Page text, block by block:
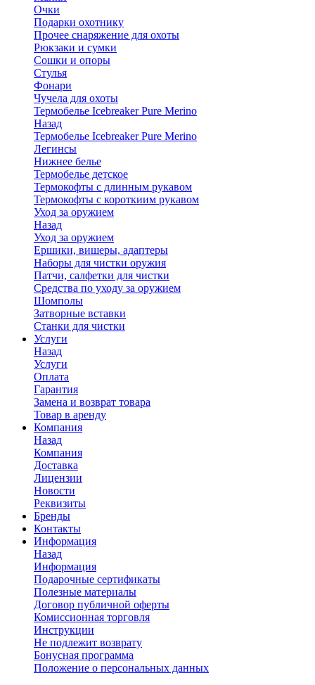
Очки
Подарки охотнику
Прочее снаряжение для охоты
Рюкзаки и сумки
Сошки и опоры
Стулья
Фонари
Чучела для охоты
Термобелье Icebreaker Pure Merino
Назад
Термобелье Icebreaker Pure Merino
Легинсы
Нижнее белье
Термобелье детское
Термокофты с длинным рукавом
Термокофты с короткиим рукавом
Уход за оружием
Назад
Уход за оружием
Ершики, вишеры, адаптеры
Наборы для чистки оружия
Патчи, салфетки для чистки
Средства по уходу за оружием
Шомполы
Затворные вставки
Станки для чистки
Услуги
Назад
Услуги
Оплата
Гарантия
Замена и возврат товара
Товар в аренду
Компания
Назад
Компания
Доставка
Лицензии
Новости
Реквизиты
Бренды
Контакты
Информация
Назад
Информация
Подарочные сертификаты
Полезные материалы
Договор публичной оферты
Комиссионная торговля
Инструкции
Не подлежит возврату
Бонусная программа
Положение о персональных данных